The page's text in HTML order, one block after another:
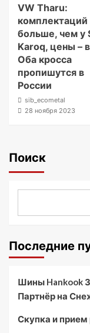
VW Tharu:
комплектаций
больше, чем у
Karoq, цены –
Оба кросса
пропишутся в
России
sib_ecometal
28 ноября 2023
Поиск
Последние
Шины Hankook
Партнёр на
Скупка и прием